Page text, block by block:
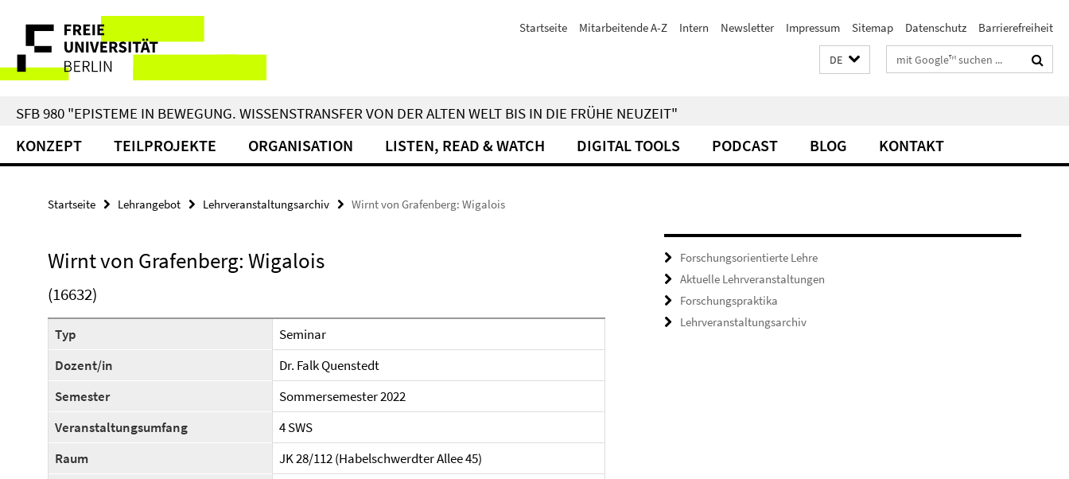
direkt
Inhalt
Service-
Navigation
Startseite Mitarbeitende A-Z Intern Newsletter Impressum Sitemap Datenschutz Barrierefreiheit
DE Suchbegriffe
SFB 980 "EPISTEME IN BEWEGUNG. WISSENSTRANSFER VON DER ALTEN WELT BIS IN DIE FRÜHE NEUZEIT"
KONZEPT TEILPROJEKTE ORGANISATION LISTEN, READ & WATCH DIGITAL TOOLS PODCAST BLOG KONTAKT
Startseite Lehrangebot Lehrveranstaltungsarchiv Wirnt von Grafenberg: Wigalois
Wirnt von Grafenberg: Wigalois
(16632)
Typ
Seminar
Dozent/in
Dr. Falk Quenstedt
Semester
Sommersemester 2022
Veranstaltungsumfang
4 SWS
Raum
JK 28/112 (Habelschwerdter Allee 45)
Forschungsorientierte Lehre
Aktuelle Lehrveranstaltungen
Forschungspraktika
Lehrveranstaltungsarchiv